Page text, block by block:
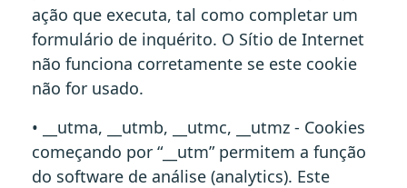
ação que executa, tal como completar um
formulário de inquérito. O Sítio de Internet
não funciona corretamente se este cookie
não for usado.
• __utma, __utmb, __utmc, __utmz - Cookies
começando por “__utm” permitem a função
do software de análise (analytics). Este